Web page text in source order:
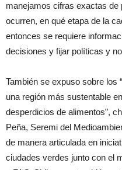
manejamos cifras exactas
ocurren, en qué etapa de la
entonces se requiere
decisiones y fijar políticas y
También se expuso sobre los
una región más sustentable
desperdicios de alimentos”,
Peña, Seremi del
de manera articulada en
ciudades verdes junto con el